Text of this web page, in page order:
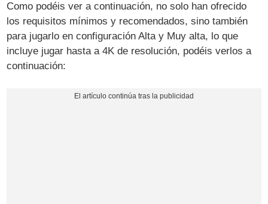
Como podéis ver a continuación, no solo han ofrecido
los requisitos mínimos y recomendados, sino también
para jugarlo en configuración Alta y Muy alta, lo que
incluye jugar hasta a 4K de resolución, podéis verlos a
continuación: